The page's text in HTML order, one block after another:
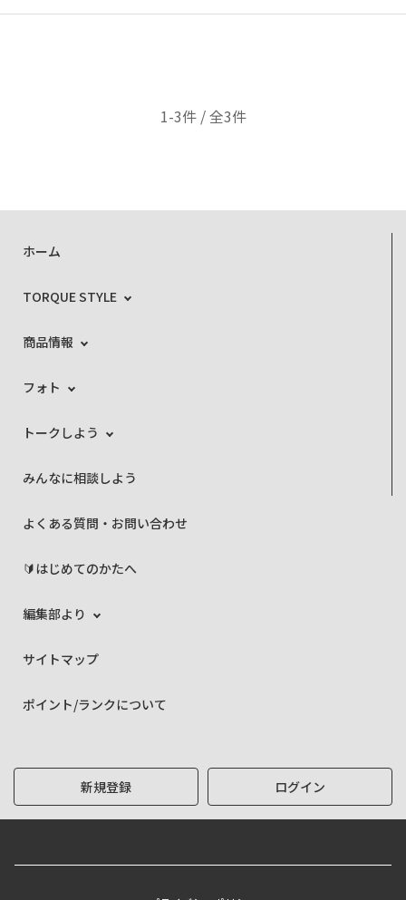
1-3件 / 全3件
ホーム
TORQUE STYLE
商品情報
フォト
トークしよう
みんなに相談しよう
よくある質問・お問い合わせ
🔰はじめてのかたへ
編集部より
サイトマップ
ポイント/ランクについて
新規登録 ログイン